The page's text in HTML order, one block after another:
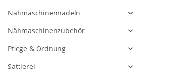
Nähmaschinennadeln
Nähmaschinenzubehör
Pflege & Ordnung
Sattlerei